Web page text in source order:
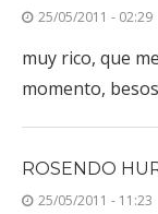
25/05/2011 - 02:29
muy rico, que
momento, besos
ROSENDO
25/05/2011 - 11:23